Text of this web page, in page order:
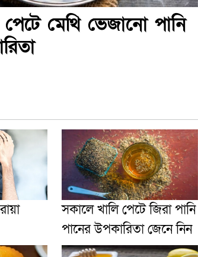
মেথি ভেজানো পানি
সকালে খালি পেটে জিরা পানি
পানের উপকারিতা জেনে নিন